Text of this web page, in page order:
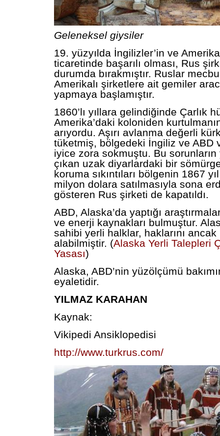
Geleneksel giysiler
19. yüzyılda İngilizler’in ve
ticaretinde başarılı olması, Rus
durumda bırakmıştır. Ruslar
Amerikalı şirketlere ait gemiler
yapmaya başlamıştır.
1860’lı yıllara gelindiğinde Çarlık
Amerika’daki koloniden
arıyordu. Aşırı avlanma değerli
tüketmiş, bölgedeki İngiliz ve ABD
iyice zora sokmuştu. Bu sorunların
çıkan uzak diyarlardaki bir
koruma sıkıntıları bölgenin 1867
milyon dolara satılmasıyla sona
gösteren Rus şirketi de kapatıldı.
ABD, Alaska’da yaptığı
ve enerji kaynakları bulmuştur.
sahibi yerli halklar, haklarını ancak
alabilmiştir. (Alaska Yerli Talepleri
Yasası)
Alaska, ABD’nin yüzölçümü
eyaletidir.
YILMAZ KARAHAN
Kaynak:
Vikipedi Ansiklopedisi
http://www.turkrus.com/